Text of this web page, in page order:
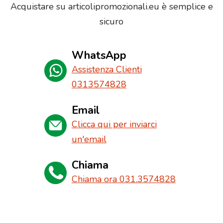
Acquistare su articolipromozionali.eu è semplice e
sicuro
WhatsApp
Assistenza Clienti
0313574828
Email
Clicca qui per inviarci
un'email
Chiama
Chiama ora 031.3574828